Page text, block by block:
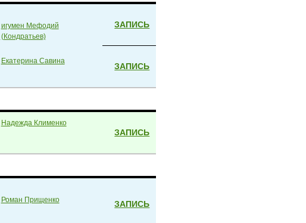
игумен Мефодий
(Кондратьев)
Екатерина Савина
ЗАПИСЬ
ЗАПИСЬ
Надежда Клименко
ЗАПИСЬ
Роман Прищенко ЗАПИСЬ